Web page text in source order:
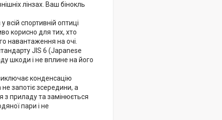
лінзах. Ваш бінокль
всій спортивній оптиці
корисно для тих, хто
навантаження на очі.
JIS 6 (Japanese
шкоди і не вплине на його
конденсацію
запотіє зсередини, а
з приладу та замінюється
пари і не